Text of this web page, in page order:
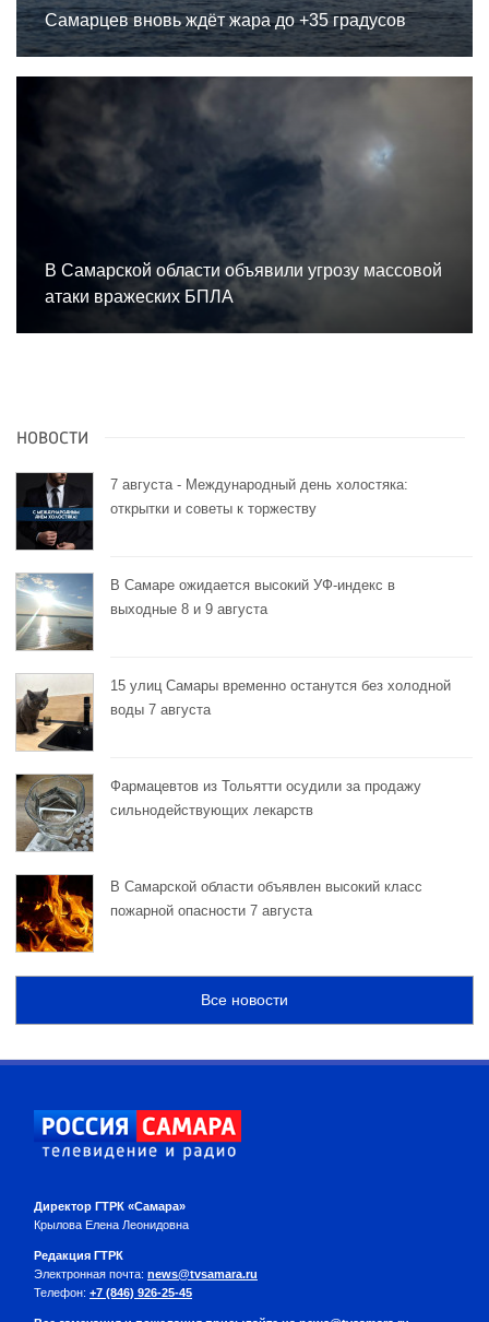
Самарцев вновь ждёт жара до +35 градусов
В Самарской области объявили угрозу массовой
атаки вражеских БПЛА
НОВОСТИ
7 августа - Международный день холостяка:
открытки и советы к торжеству
В Самаре ожидается высокий УФ-индекс в
выходные 8 и 9 августа
15 улиц Самары временно останутся без холодной
воды 7 августа
Фармацевтов из Тольятти осудили за продажу
сильнодействующих лекарств
В Самарской области объявлен высокий класс
пожарной опасности 7 августа
Все новости
Директор ГТРК «Самара»
Крылова Елена Леонидовна
Редакция ГТРК
Электронная почта: news@tvsamara.ru
Телефон: +7 (846) 926-25-45